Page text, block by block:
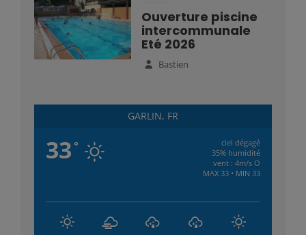
Ouverture piscine
intercommunale
Eté 2026
Bastien
GARLIN, FR
33°
ciel dégagé
35% humidité
vent : 4m/s O
MAX 33 • MIN 33